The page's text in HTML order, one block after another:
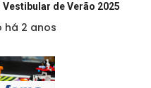
de Verão 2025
há 2 anos